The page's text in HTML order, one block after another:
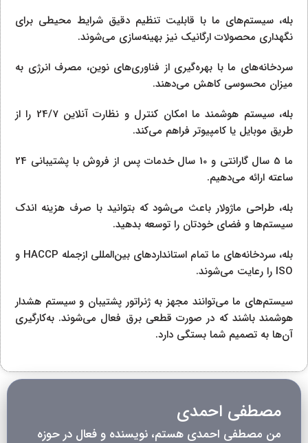
بله، سیستم‌های ما با قابلیت تنظیم دقیق شرایط محیطی برای
نگهداری محصولات ارگانیک نیز بهینه‌سازی می‌شوند.
سردخانه‌های ما با بهره‌گیری از فناوری‌های نوین، مصرف انرژی به
میزان محسوسی کاهش می‌دهند.
بله، سیستم هوشمند ما امکان کنترل و نظارت آنلاین 24/7 را از
طریق موبایل یا کامپیوتر فراهم می‌کند.
ما 5 سال گارانتی و 10 سال خدمات پس از فروش با پشتیبانی 24
ساعته ارائه می‌دهیم.
بله، طراحی ماژولار باعث می‌شود که بتوانید با صرف هزینه اندک
سیستم‌ها و فضای خودتان را توسعه بدهید.
بله، سردخانه‌های ما تمام استانداردهای بین‌المللی ازجمله HACCP و
ISO را رعایت می‌شوند.
سیستم‌های ما می‌توانند مجهز به ژنراتور پشتیبان و سیستم هشدار
هوشمند باشند که در صورت قطعی برق فعال می‌شوند. به‌کارگیری
آن‌ها به تصمیم شما بستگی دارد.
مصطفی احمدی
من مصطفی احمدی هستم، نویسنده و فعال در حوزه